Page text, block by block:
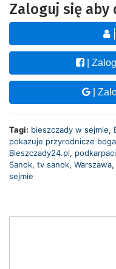
Zaloguj się aby
|
|
|
Tagi: bieszczady w sejmie,
pokazuje przyrodnicze
Bieszczady24.pl,
Sanok, tv sanok, Warszawa,
sejmie